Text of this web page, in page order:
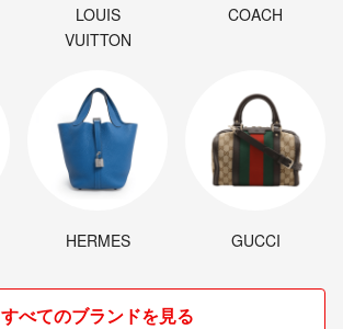
LOUIS
VUITTON
COACH
HERMES GUCCI
すべてのブランドを見る